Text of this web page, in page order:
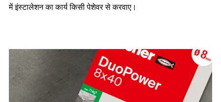
में इंस्टालेशन का कार्य किसी पेशेवर से करवाए।